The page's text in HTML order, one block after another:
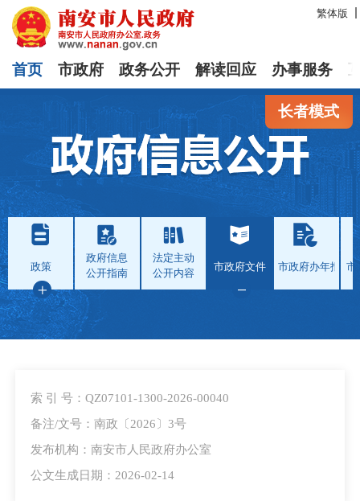
繁体版
首页 市政府 政务公开 解读回应 办事服务
长者模式
政策
政府信息
公开指南
法定主动
公开内容
市政府文件 市政府办年报 市
索 引 号：QZ07101-1300-2026-00040
备注/文号：南政〔2026〕3号
发布机构：南安市人民政府办公室
公文生成日期：2026-02-14